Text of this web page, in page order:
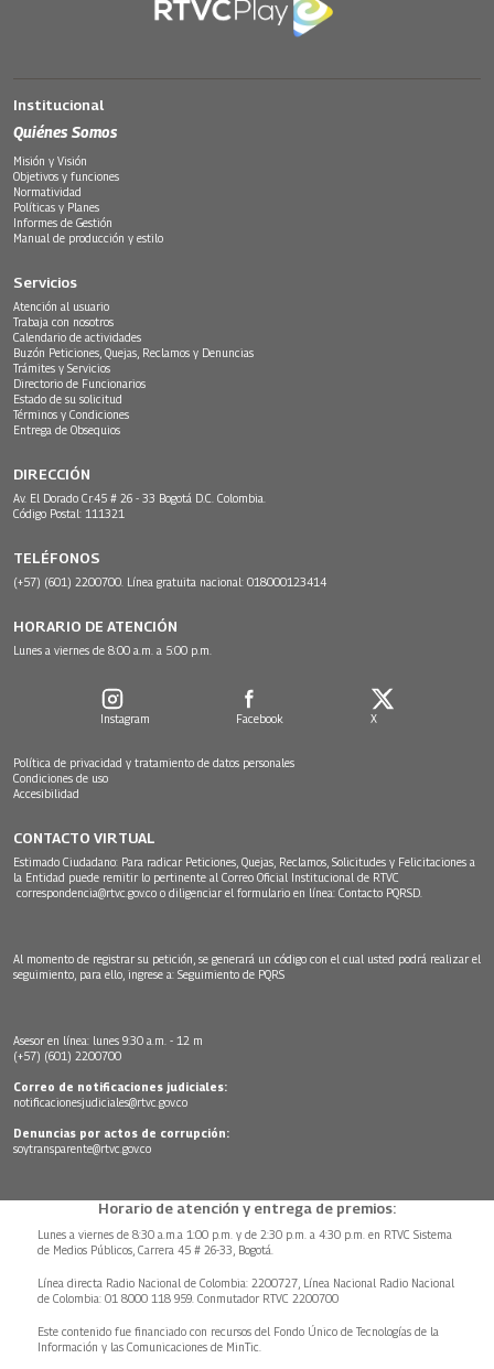
Institucional
Quiénes Somos
Misión y Visión
Objetivos y funciones
Normatividad
Políticas y Planes
Informes de Gestión
Manual de producción y estilo
Servicios
Atención al usuario
Trabaja con nosotros
Calendario de actividades
Buzón Peticiones, Quejas, Reclamos y Denuncias
Trámites y Servicios
Directorio de Funcionarios
Estado de su solicitud
Términos y Condiciones
Entrega de Obsequios
DIRECCIÓN
Av. El Dorado Cr.45 # 26 - 33 Bogotá D.C. Colombia.
Código Postal: 111321
TELÉFONOS
(+57) (601) 2200700. Línea gratuita nacional: 018000123414
HORARIO DE ATENCIÓN
Lunes a viernes de 8:00 a.m. a 5:00 p.m.
Instagram Facebook X
Política de privacidad y tratamiento de datos personales
Condiciones de uso
Accesibilidad
CONTACTO VIRTUAL
Estimado Ciudadano: Para radicar Peticiones, Quejas, Reclamos, Solicitudes y Felicitaciones a
la Entidad puede remitir lo pertinente al Correo Oficial Institucional de RTVC
correspondencia@rtvc.gov.co o diligenciar el formulario en línea: Contacto PQRSD.
Al momento de registrar su petición, se generará un código con el cual usted podrá realizar el
seguimiento, para ello, ingrese a: Seguimiento de PQRS
Asesor en línea: lunes 9:30 a.m. - 12 m
(+57) (601) 2200700
Correo de notificaciones judiciales:
notificacionesjudiciales@rtvc.gov.co
Denuncias por actos de corrupción:
soytransparente@rtvc.gov.co
Horario de atención y entrega de premios:
Lunes a viernes de 8:30 a.m.a 1:00 p.m. y de 2:30 p.m. a 4:30 p.m. en RTVC Sistema
de Medios Públicos, Carrera 45 # 26-33, Bogotá.
Línea directa Radio Nacional de Colombia: 2200727, Línea Nacional Radio Nacional
de Colombia: 01 8000 118 959. Conmutador RTVC 2200700
Este contenido fue financiado con recursos del Fondo Único de Tecnologías de la
Información y las Comunicaciones de MinTic.